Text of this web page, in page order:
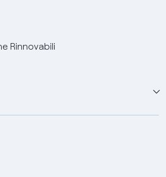
Rinnovabili